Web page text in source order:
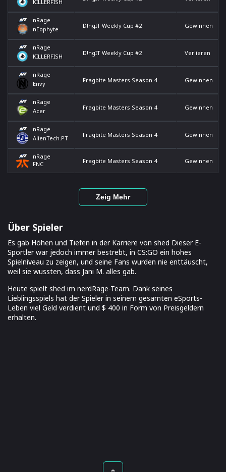
KILLERFISH
nRage
nEophyte
D!ngIT Weekly Cup #2 Gewinnen
nRage
KILLERFISH
D!ngIT Weekly Cup #2 Verlieren
nRage
Envy
Fragbite Masters Season 4 Gewinnen
nRage
Acer
Fragbite Masters Season 4 Gewinnen
nRage
AlienTech.PT
Fragbite Masters Season 4 Gewinnen
nRage
FNC
Fragbite Masters Season 4 Gewinnen
Zeig Mehr
Über Spieler
Es gab Höhen und Tiefen in der Karriere von shed Dieser E-
Sportler war jedoch immer bestrebt, in CS:GO ein hohes
Spielniveau zu zeigen, und seine Fans wurden nie enttäuscht,
weil sie wussten, dass Jani M. alles gab.
Heute spielt shed im nerdRage-Team. Dank seines
Lieblingsspiels hat der Spieler in seinem gesamten eSports-
Leben viel Geld verdient und $ 400 in Form von Preisgeldern
erhalten.